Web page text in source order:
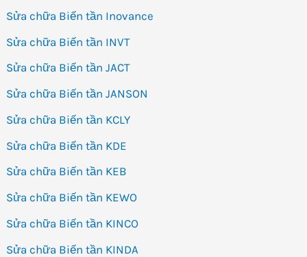
Sửa chữa Biến tần Inovance
Sửa chữa Biến tần INVT
Sửa chữa Biến tần JACT
Sửa chữa Biến tần JANSON
Sửa chữa Biến tần KCLY
Sửa chữa Biến tần KDE
Sửa chữa Biến tần KEB
Sửa chữa Biến tần KEWO
Sửa chữa Biến tần KINCO
Sửa chữa Biến tần KINDA